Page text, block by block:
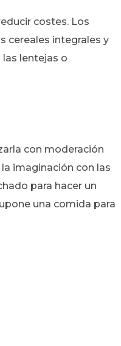
costes. Los
cereales integrales y
lentejas o
con moderación
imaginación con las
para hacer un
una comida para